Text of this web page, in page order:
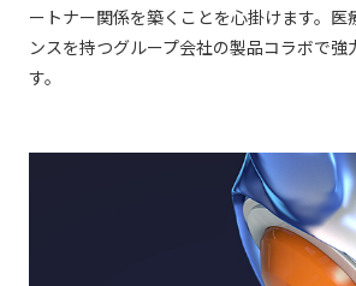
ートナー関係を築くことを心掛けます。医
ンスを持つグループ会社の製品コラボで強
す。